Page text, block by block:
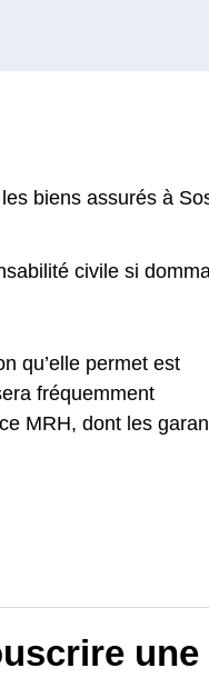
biens assurés à
civile si
qu’elle permet est
fréquemment
MRH, dont les
une